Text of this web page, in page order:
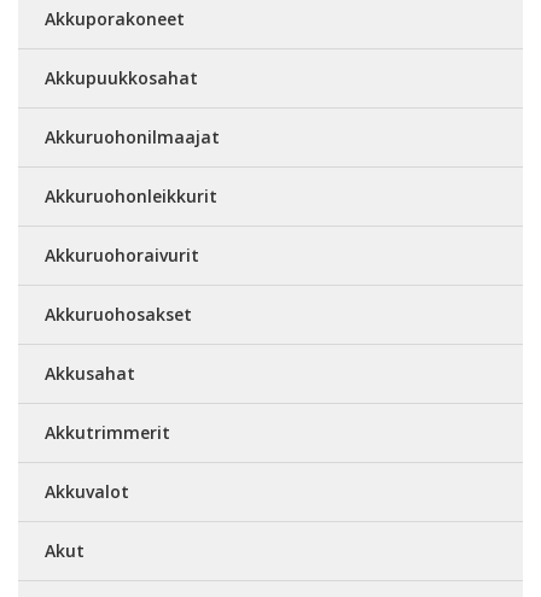
Akkuporakoneet
Akkupuukkosahat
Akkuruohonilmaajat
Akkuruohonleikkurit
Akkuruohoraivurit
Akkuruohosakset
Akkusahat
Akkutrimmerit
Akkuvalot
Akut